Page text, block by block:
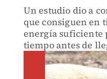
Un estudio dio a
que consiguen en
energía suficiente
tiempo antes de
inanición.